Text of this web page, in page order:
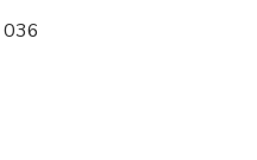
036